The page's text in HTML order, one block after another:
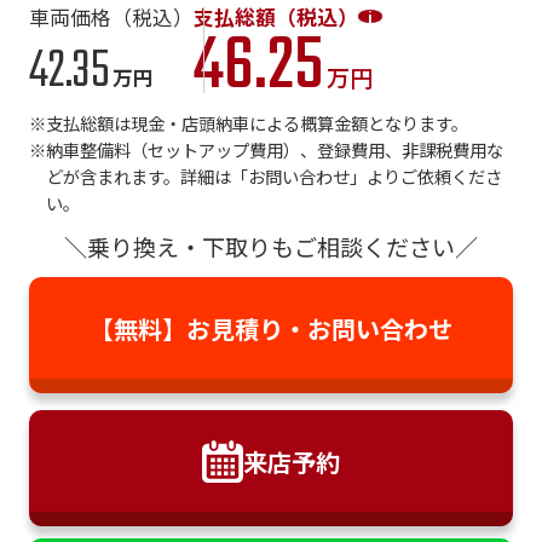
車両価格（税込）
42.35万円
支払総額（税込）
46.25 万円
支払総額は現金・店頭納車による概算金額となります。
納車整備料（セットアップ費用）、登録費用、非課税費用な
どが含まれます。詳細は「お問い合わせ」よりご依頼くださ
い。
＼乗り換え・下取りもご相談ください／
【無料】お見積り・ お問い合わせ
来店予約